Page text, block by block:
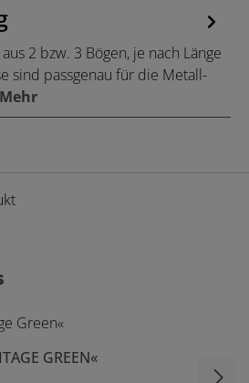
2 bzw. 3 Bögen, je nach Länge
sind passgenau für die Metall-
Mehr
GREEN«